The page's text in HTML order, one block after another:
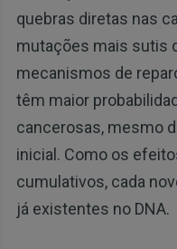
quebras diretas nas
mutações mais sutis
mecanismos de
têm maior
cancerosas, mesmo
inicial. Como os
cumulativos, cada
já existentes no DNA.